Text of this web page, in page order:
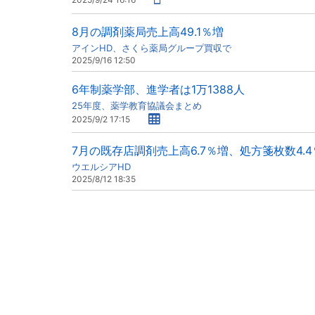
8月の調剤薬局売上高49.1％増
アインHD、さくら薬局グループ買収で
2025/9/16 12:50
6年制薬学部、進学者は1万1388人
25年度、薬学教育協議会まとめ
2025/9/2 17:15
7月の既存店調剤売上高6.7％増、処方箋枚数4.4
ウエルシアHD
2025/8/12 18:35